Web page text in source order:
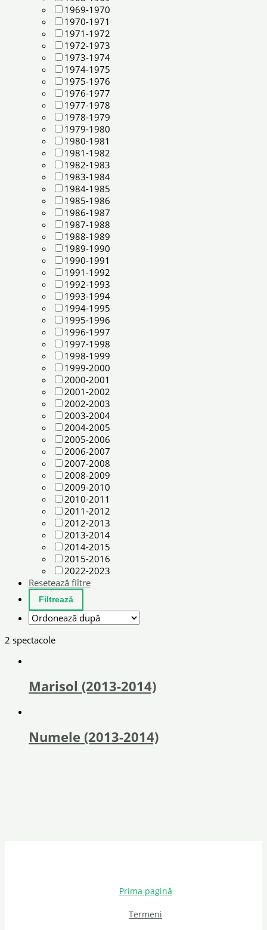
1969-1970
1970-1971
1971-1972
1972-1973
1973-1974
1974-1975
1975-1976
1976-1977
1977-1978
1978-1979
1979-1980
1980-1981
1981-1982
1982-1983
1983-1984
1984-1985
1985-1986
1986-1987
1987-1988
1988-1989
1989-1990
1990-1991
1991-1992
1992-1993
1993-1994
1994-1995
1995-1996
1996-1997
1997-1998
1998-1999
1999-2000
2000-2001
2001-2002
2002-2003
2003-2004
2004-2005
2005-2006
2006-2007
2007-2008
2008-2009
2009-2010
2010-2011
2011-2012
2012-2013
2013-2014
2014-2015
2015-2016
2022-2023
Resetează filtre
2 spectacole
Marisol (2013-2014)
Numele (2013-2014)
Prima pagină
Termeni